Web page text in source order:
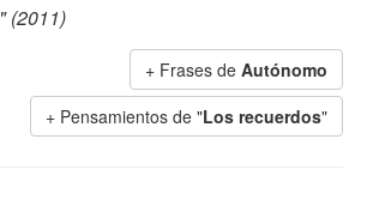
" (2011)
+ Frases de Autónomo
+ Pensamientos de "Los recuerdos"